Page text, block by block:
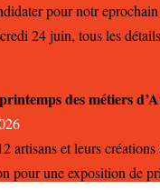
pour notr
24 juin, tous les
des métiers
artisans et leurs créations
pour une exposition de